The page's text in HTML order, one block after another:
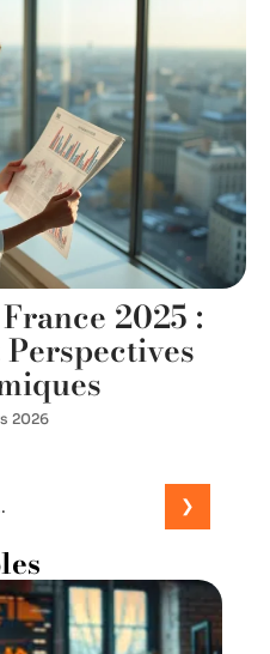
2025 :
2026